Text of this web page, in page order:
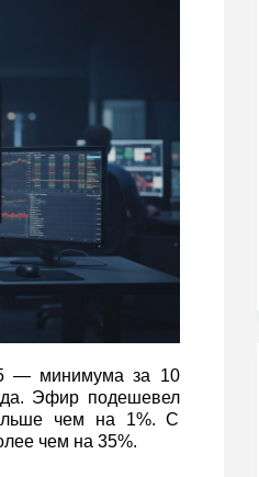
— минимума за 10
Эфир подешевел
чем на 1%. С
чем на 35%.